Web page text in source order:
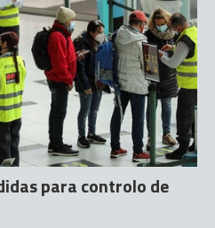
para controlo de